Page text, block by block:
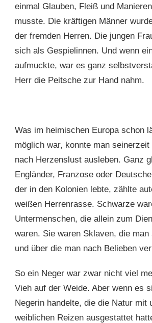
einmal Glauben, Fleiß und
musste. Die kräftigen Männer
der fremden Herren. Die jungen
sich als Gespielinnen. Und wenn
aufmuckte, war es ganz
Herr die Peitsche zur Hand nahm.
Was im heimischen Europa schon
möglich war, konnte man
nach Herzenslust ausleben. Ganz
Engländer, Franzose oder
der in den Kolonien lebte, zählte
weißen Herrenrasse. Schwarze
Untermenschen, die allein zum
waren. Sie waren Sklaven, die man
und über die man nach Belieben
So ein Neger war zwar nicht viel
Vieh auf der Weide. Aber wenn es
Negerin handelte, die die Natur mit
weiblichen Reizen ausgestattet